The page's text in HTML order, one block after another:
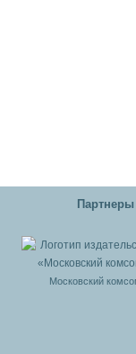
Партнеры
Московский